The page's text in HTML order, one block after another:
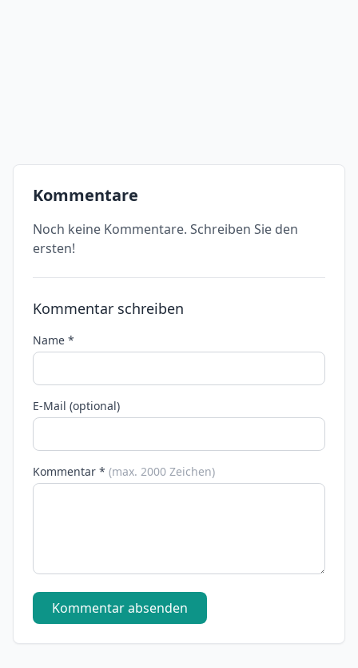
Kommentare
Noch keine Kommentare. Schreiben Sie den
ersten!
Kommentar schreiben
Name *
E-Mail (optional)
Kommentar * (max. 2000 Zeichen)
Kommentar absenden